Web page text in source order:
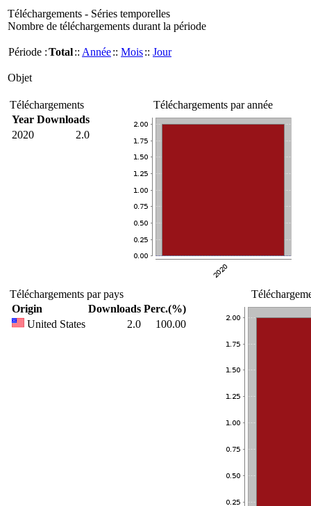
Téléchargements - Séries temporelles
Nombre de téléchargements durant la période
Période :Total:: Année:: Mois:: Jour
Objet
Téléchargements
Year Downloads
2020
2.0
Téléchargements par année
Téléchargements par pays
Origin
Downloads Perc.(%)
United States
2.0 100.00